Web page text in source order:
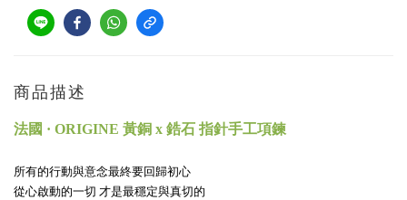
商品描述
法國 · ORIGINE 黃銅 x 鋯石 指針手工項鍊
所有的行動與意念最終要回歸初心
從心啟動的一切 才是最穩定與真切的